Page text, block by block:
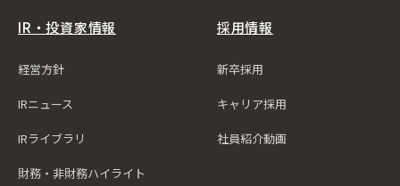
IR・投資家情報
経営方針
IRニュース
IRライブラリ
財務・非財務ハイライト
採用情報
新卒採用
キャリア採用
社員紹介動画